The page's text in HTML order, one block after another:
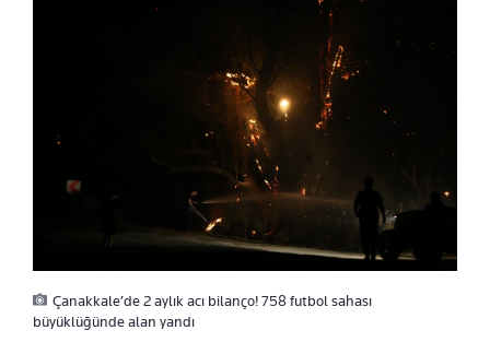
Çanakkale’de 2 aylık acı bilanço! 758 futbol sahası
büyüklüğünde alan yandı